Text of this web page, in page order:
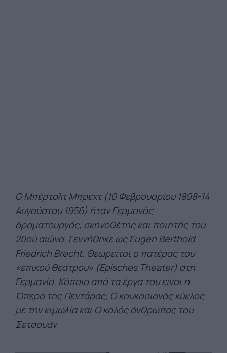
Ο Μπέρτολτ Μπρεχτ (10 Φεβρουαρίου 1898-14
Αυγούστου 1956) ήταν Γερμανός
δραματουργός, σκηνοθέτης και ποιητής του
20ού αιώνα. Γεννήθηκε ως Eugen Berthold
Friedrich Brecht. Θεωρείται ο πατέρας του
«επικού θεάτρου» (Episches Theater) στη
Γερμανία. Κάποια από τα έργα του είναι η
Όπερα της Πεντάρας, Ο καυκασιανός κύκλος
με την κιμωλία και Ο καλός άνθρωπος του
Σετσουάν